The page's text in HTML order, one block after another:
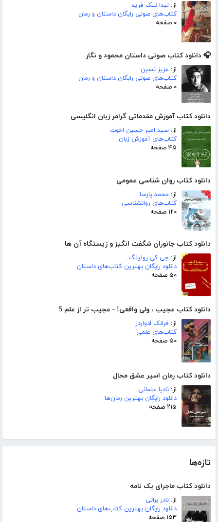
از: لیدا نیک فرید
کتاب‌های صوتی رایگان داستان و رمان
۰ صفحه
🎧 دانلود کتاب صوتی داستان محمود و نگار
از: عزیز نسین
کتاب‌های صوتی رایگان داستان و رمان
۰ صفحه
دانلود کتاب آموزش مقدماتی گرامر زبان انگلیسی
از: سید امیر حسین اخوت
کتاب‌های آموزش زبان
۴۵ صفحه
دانلود کتاب روان شناسی عمومی
از: محمد پارسا
کتاب‌های روانشناسی
۱۲۰ صفحه
دانلود کتاب جانوران شگفت انگیز و زیستگاه آن ها
از: جی کی رولینگ
دانلود رایگان بهترین کتاب‌های داستان
۵۰ صفحه
دانلود کتاب عجیب ، ولی واقعی! - عجیب تر از علم 5
از: فرانک ادواردز
کتاب‌های علمی
۵۰ صفحه
دانلود کتاب رمان اسیر عشق محال
از: نادیا عثمانی
دانلود رایگان بهترین رمان‌ها
۲۱۵ صفحه
تازه‌ها
دانلود کتاب ماجرای یک نامه
از: نادر براتی
دانلود رایگان بهترین کتاب‌های داستان
۱۵۳ صفحه